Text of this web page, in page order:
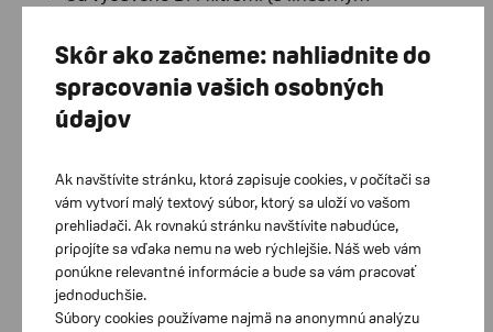
plochého útlmu na všetkých
frekvenciách
Filtre znižujú hlasitosť, zachovávajú
zabezpečujú dobrú zrozumiteľnosť reči
Schválené ako PPE (Personal Protective
Equipment - osobné ochranné
vybavenie) podľa EU predpisu 2016/425
Široká paleta farieb
Skôr ako začneme: nahliadnite do
spracovania vašich osobných
údajov
Ak navštívite stránku, ktorá zapisuje cookies, v počítači sa
vám vytvorí malý textový súbor, ktorý sa uloží vo vašom
prehliadači. Ak rovnakú stránku navštívite nabudúce,
pripojíte sa vďaka nemu na web rýchlejšie. Náš web vám
ponúkne relevantné informácie a bude sa vám pracovať
jednoduchšie.
Súbory cookies používame najmä na anonymnú analýzu